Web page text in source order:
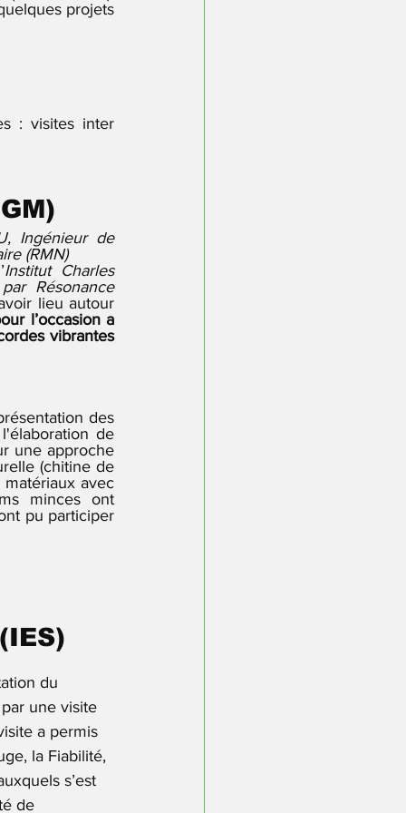
projets
: visites inter
Ingénieur de
(RMN)
Institut Charles
Résonance
l’occasion a
vibrantes
des
de
une approche
(chitine de
avec
minces ont
pu participer
du
une visite
a permis
la Fiabilité,
s’est
de